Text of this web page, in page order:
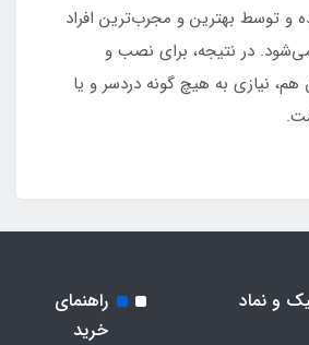
و توسط بهترین و مجرب‌ترین افراد
در نتیجه، برای نصب و
هم، نیازی به هیچ گونه دردسر و یا
و نماد
راهنمای
خرید